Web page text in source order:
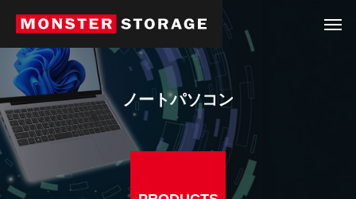
ノートパソコン